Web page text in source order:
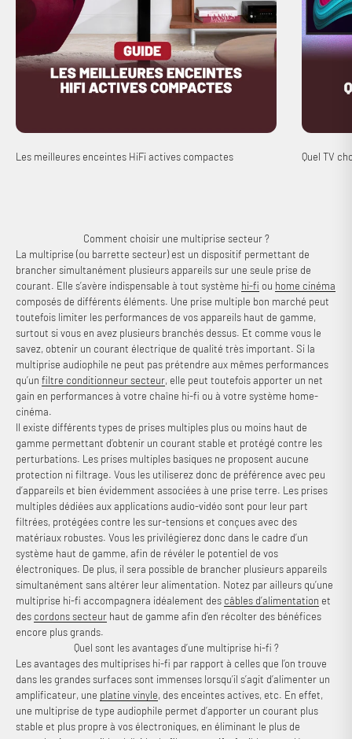
Les meilleures enceintes HiFi actives compactes Quel TV
Comment choisir une multiprise secteur ?
La multiprise (ou barrette secteur) est un dispositif permettant de
brancher simultanément plusieurs appareils sur une seule prise de
courant. Elle s’avère indispensable à tout système hi-fi ou home cinéma
composés de différents éléments. Une prise multiple bon marché peut
toutefois limiter les performances de vos appareils haut de gamme,
surtout si vous en avez plusieurs branchés dessus. Et comme vous le
savez, obtenir un courant électrique de qualité très important. Si la
multiprise audiophile ne peut pas prétendre aux mêmes performances
qu’un filtre conditionneur secteur, elle peut toutefois apporter un net
gain en performances à votre chaîne hi-fi ou à votre système home-
cinéma.
Il existe différents types de prises multiples plus ou moins haut de
gamme permettant d’obtenir un courant stable et protégé contre les
perturbations. Les prises multiples basiques ne proposent aucune
protection ni filtrage. Vous les utiliserez donc de préférence avec peu
d’appareils et bien évidemment associées à une prise terre. Les prises
multiples dédiées aux applications audio-vidéo sont pour leur part
filtrées, protégées contre les sur-tensions et conçues avec des
matériaux robustes. Vous les privilégierez donc dans le cadre d’un
système haut de gamme, afin de révéler le potentiel de vos
électroniques. De plus, il sera possible de brancher plusieurs appareils
simultanément sans altérer leur alimentation. Notez par ailleurs qu’une
multiprise hi-fi accompagnera idéalement des câbles d’alimentation et
des cordons secteur haut de gamme afin d’en récolter des bénéfices
encore plus grands.
Quel sont les avantages d’une multiprise hi-fi ?
Les avantages des multiprises hi-fi par rapport à celles que l’on trouve
dans les grandes surfaces sont immenses lorsqu’il s’agit d’alimenter un
amplificateur, une platine vinyle, des enceintes actives, etc. En effet,
une multiprise de type audiophile permet d’apporter un courant plus
stable et plus propre à vos électroniques, en éliminant le plus de